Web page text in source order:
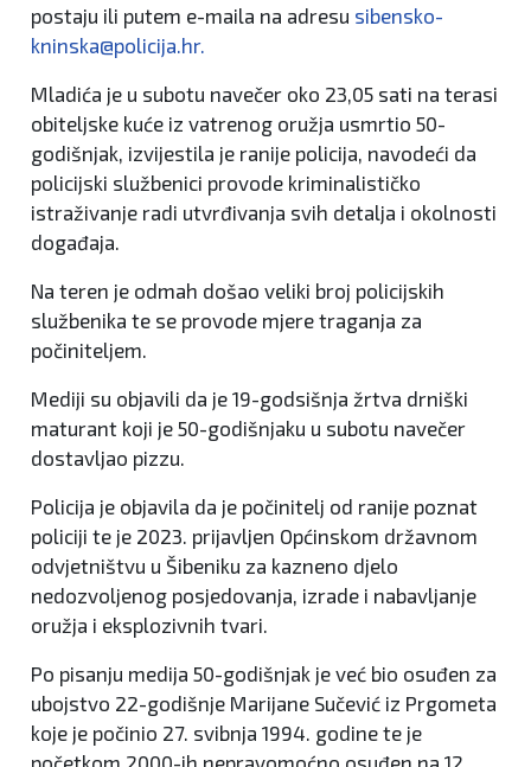
postaju ili putem e-maila na adresu sibensko-
kninska@policija.hr.
Mladića je u subotu navečer oko 23,05 sati na terasi
obiteljske kuće iz vatrenog oružja usmrtio 50-
godišnjak, izvijestila je ranije policija, navodeći da
policijski službenici provode kriminalističko
istraživanje radi utvrđivanja svih detalja i okolnosti
događaja.
Na teren je odmah došao veliki broj policijskih
službenika te se provode mjere traganja za
počiniteljem.
Mediji su objavili da je 19-godsišnja žrtva drniški
maturant koji je 50-godišnjaku u subotu navečer
dostavljao pizzu.
Policija je objavila da je počinitelj od ranije poznat
policiji te je 2023. prijavljen Općinskom državnom
odvjetništvu u Šibeniku za kazneno djelo
nedozvoljenog posjedovanja, izrade i nabavljanje
oružja i eksplozivnih tvari.
Po pisanju medija 50-godišnjak je već bio osuđen za
ubojstvo 22-godišnje Marijane Sučević iz Prgometa
koje je počinio 27. svibnja 1994. godine te je